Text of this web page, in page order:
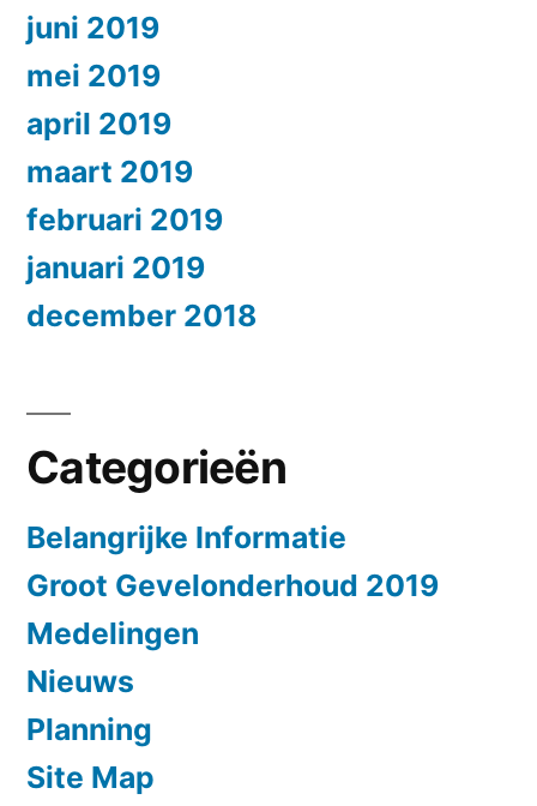
juni 2019
mei 2019
april 2019
maart 2019
februari 2019
januari 2019
december 2018
Categorieën
Belangrijke Informatie
Groot Gevelonderhoud 2019
Medelingen
Nieuws
Planning
Site Map